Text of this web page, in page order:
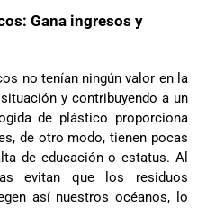
Gana ingresos y
no tenían ningún valor en la
y contribuyendo a un
de plástico proporciona
de otro modo, tienen pocas
de educación o estatus. Al
evitan que los residuos
así nuestros océanos, lo